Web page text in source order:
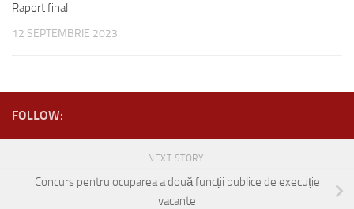
Raport final
12 SEPTEMBRIE 2023
FOLLOW:
NEXT STORY
Concurs pentru ocuparea a două funcții publice de execuție
vacante